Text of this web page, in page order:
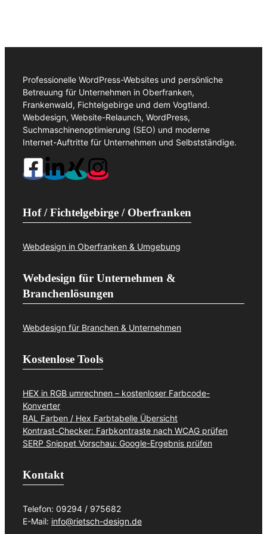
Professionelle WordPress-Websites und persönliche
Betreuung für Unternehmen in Oberfranken,
Frankenwald, Fichtelgebirge und dem Vogtland.
Webdesign, Website-Relaunch, WordPress,
Suchmaschinenoptimierung (SEO) und moderne
Internet-Auftritte für Unternehmen und Selbstständige.
Hof / Fichtelgebirge / Oberfranken
Webdesign in Oberfranken & Umgebung
Webdesign für Unternehmen &
Branchenlösungen
Webdesign für Branchen & Unternehmen
Kostenlose Tools
HEX in RGB umrechnen – kostenloser Farbcode-
Konverter
RAL Farben / Hex Farbtabelle Übersicht
Kontrast-Checker: Farbkontraste nach WCAG prüfen
SERP Snippet Vorschau: Google-Ergebnis prüfen
Kontakt
Telefon: 09294 / 975682
E-Mail: info@rietsch-design.de